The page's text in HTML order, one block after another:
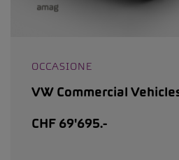
OCCASIONE
VW Commercial
CHF 69'695.-